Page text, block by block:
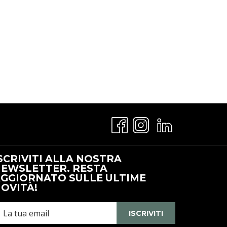
ALLA NOSTRA
RESTA
SULLE ULTIME
ISCRIVITI